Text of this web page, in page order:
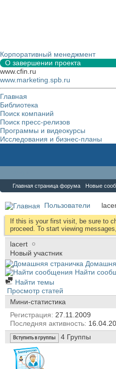
Корпоративный менеджмент
О завершении проекта
www.cfin.ru
www.marketing.spb.ru
Главная
Библиотека
Поиск компаний
Поиск пресс-релизов
Программы и видеокурсы
Исследования и бизнес-планы
Главная страница форума Новые
Пользователи
If this is your first visit, be sure to
proceed. To start viewing
lacert
Новый участник
Найти
Найти темы
Просмотр статей
Мини-статистика
Регистрация 27.11.2009
Последняя активность
Вступить в группы 4 Группы